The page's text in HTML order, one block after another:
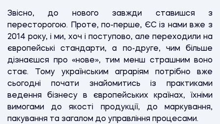
Звісно, до нового завжди ставишся з
пересторогою. Проте, по-перше, ЄС із нами вже з
2014 року, і ми, хоч і поступово, але переходили на
європейські стандарти, а по-друге, чим більше
дізнаєшся про «нове», тим менш страшним воно
стає. Тому українським аграріям потрібно вже
сьогодні почати знайомитись із практиками
ведення бізнесу в європейських країнах, їхніми
вимогами до якості продукції, до маркування,
пакування та загалом до управління процесами.